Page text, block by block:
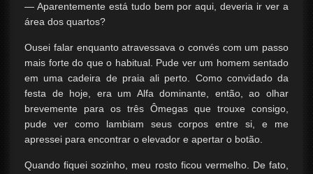
— Aparentemente está tudo bem por aqui, deveria ir ver a
área dos quartos?
Ousei falar enquanto atravessava o convés com um passo
mais forte do que o habitual. Pude ver um homem sentado
em uma cadeira de praia ali perto. Como convidado da
festa de hoje, era um Alfa dominante, então, ao olhar
brevemente para os três Ômegas que trouxe consigo,
pude ver como lambiam seus corpos entre si, e me
apressei para encontrar o elevador e apertar o botão.
Quando fiquei sozinho, meu rosto ficou vermelho. De fato,